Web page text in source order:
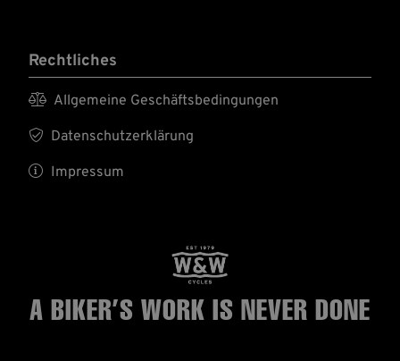
Rechtliches
 Allgemeine Geschäftsbedingungen
 Datenschutzerklärung
 Impressum
A BIKER’S WORK IS NEVER DONE